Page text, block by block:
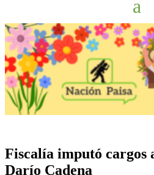
Fiscalía imputó cargos
Darío Cadena